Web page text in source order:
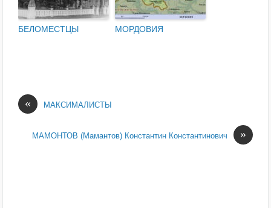
БЕЛОМЕСТЦЫ МОРДОВИЯ
« МАКСИМАЛИСТЫ
»
МАМОНТОВ (Мамантов) Константин Константинович